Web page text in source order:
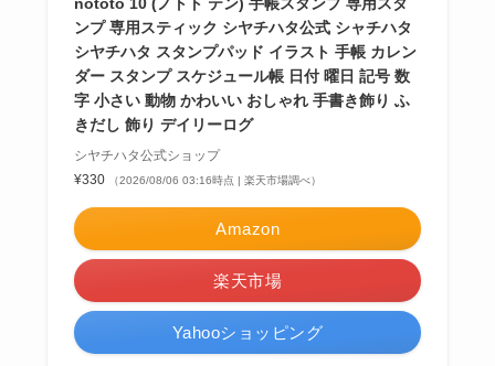
ンプ 専用スティック シヤチハタ公式 シャチハタ
シヤチハタ スタンプパッド イラスト 手帳 カレン
ダー スタンプ スケジュール帳 日付 曜日 記号 数
字 小さい 動物 かわいい おしゃれ 手書き飾り ふ
きだし 飾り デイリーログ
シヤチハタ公式ショップ
¥330
（2026/08/06 03:16時点 | 楽天市場調べ）
Amazon
楽天市場
Yahooショッピング